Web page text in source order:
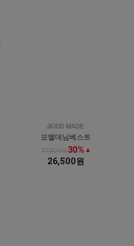
모엘데님베스트
37,800원 30% ↓
26,500원